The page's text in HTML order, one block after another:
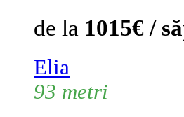
de la 1015€ /
Elia
93 metri